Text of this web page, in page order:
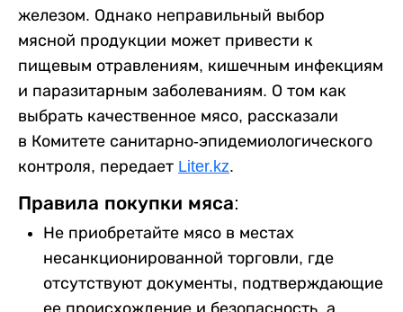
железом. Однако неправильный выбор
мясной продукции может привести к
пищевым отравлениям, кишечным инфекциям
и паразитарным заболеваниям. О том как
выбрать качественное мясо, рассказали
в Комитете санитарно-эпидемиологического
контроля, передает Liter.kz.
Правила покупки мяса:
Не приобретайте мясо в местах
несанкционированной торговли, где
отсутствуют документы, подтверждающие